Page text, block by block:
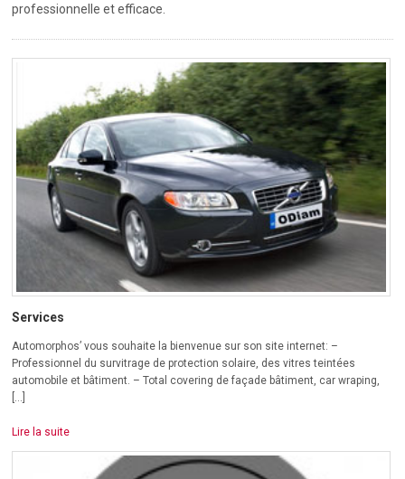
professionnelle et efficace.
Services
Automorphos’ vous souhaite la bienvenue sur son site internet: –
Professionnel du survitrage de protection solaire, des vitres teintées
automobile et bâtiment. – Total covering de façade bâtiment, car wraping,
[…]
Lire la suite